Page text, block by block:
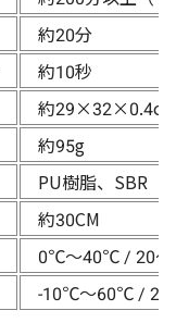
約20分
約10秒
約
約95g
PU樹脂、SBR（
約30CM
0℃～40℃ / 20～
-10℃～60℃ / 20